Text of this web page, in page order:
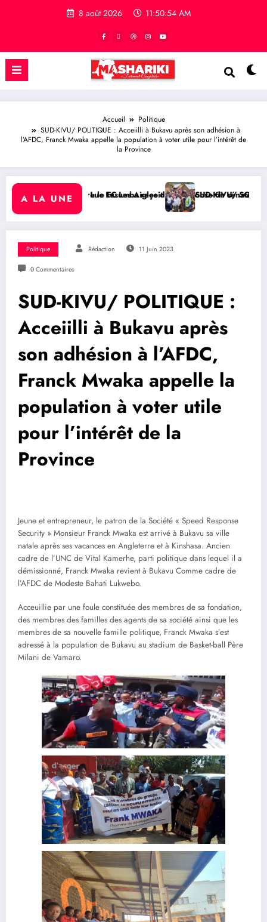
8 août 2026 11:50:55 AM
Accueil
Politique
SUD-KIVU/ POLITIQUE : Acceiilli à Bukavu après son adhésion à
l’AFDC, Franck Mwaka appelle la population à voter utile pour l’intérêt de
la Province
A LA UNE
du Congoune réponse du sénateur Rick Scott sur la protection du
SUD-KIVU/ SOCIÉTÉ : Le philanthrope Frank Mwaka
Politique Rédaction 11 Juin 2023
0 Commentaires
SUD-KIVU/ POLITIQUE :
Acceiilli à Bukavu après
son adhésion à l’AFDC,
Franck Mwaka appelle la
population à voter utile
pour l’intérêt de la
Province
Jeune et entrepreneur, le patron de la Société « Speed Response
Security » Monsieur Franck Mwaka est arrivé à Bukavu sa ville
natale après ses vacances en Angleterre et à Kinshasa. Ancien
cadre de l’UNC de Vital Kamerhe, parti politique dans lequel il a
démissionné, Franck Mwaka revient à Bukavu Comme cadre de
l’AFDC de Modeste Bahati Lukwebo.
Acceuillie par une foule constituée des membres de sa fondation,
des membres des familles des agents de sa société ainsi que les
membres de sa nouvelle famille politique, Franck Mwaka s’est
adressé à la population de Bukavu au stadium de Basket-ball Père
Milani de Vamaro.